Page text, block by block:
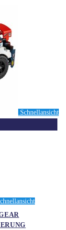
Schnellansicht